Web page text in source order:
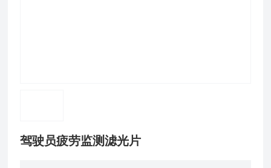
驾驶员疲劳监测滤光片